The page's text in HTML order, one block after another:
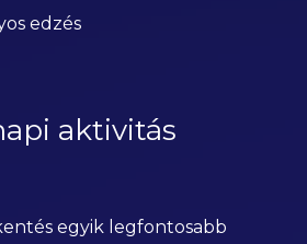
edzés
aktivitás
egyik legfontosabb